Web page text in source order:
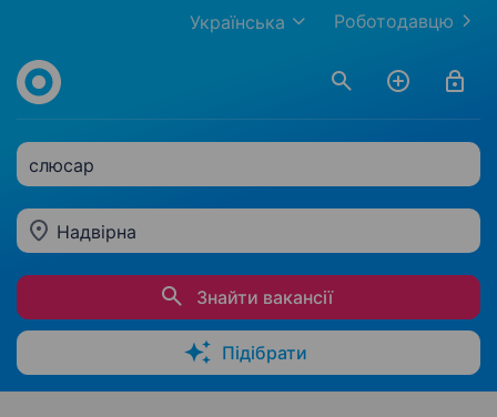
Роботодавцю
Українська
слюсар
Надвірна
Знайти вакансії
Підібрати